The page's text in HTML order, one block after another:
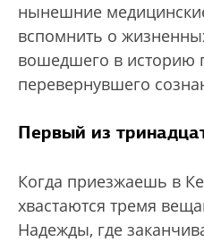
нынешние
вспомнить о
вошедшего в историю
перевернувшего
Первый из
Когда приезжаешь в
хвастаются тремя
Надежды, где